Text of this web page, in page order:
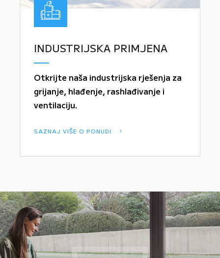
INDUSTRIJSKA PRIMJENA
Otkrijte naša industrijska rješenja za
grijanje, hlađenje, rashlađivanje i
ventilaciju.
SAZNAJ VIŠE O PONUDI